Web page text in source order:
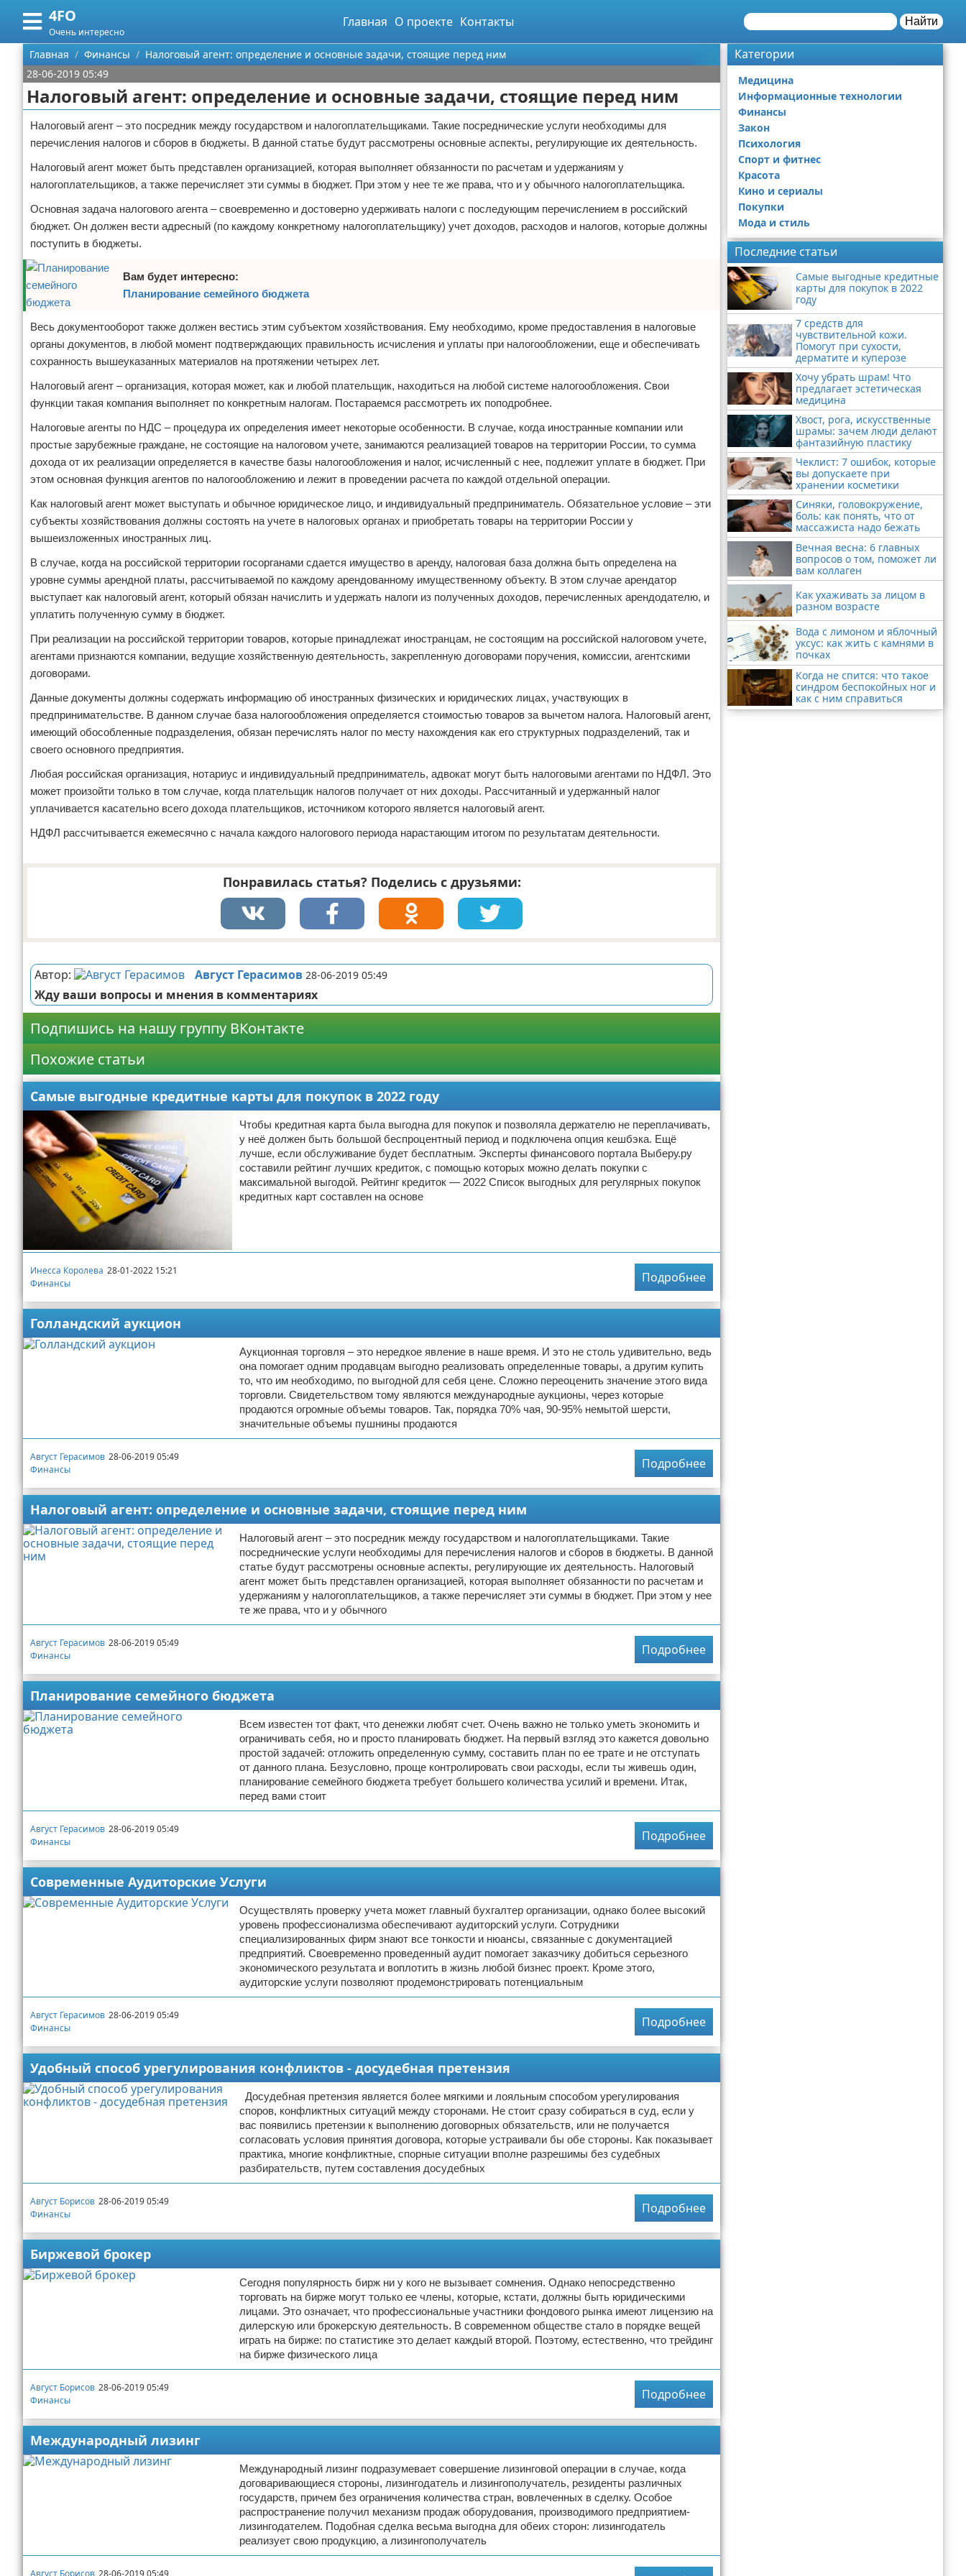
4FO
Очень интересно
Главная О проекте Контакты Найти
Меню
Главная
Категории
Медицина
Информационные технологии
Финансы
Закон
Психология
Спорт и фитнес
Красота
Кино и сериалы
Мода и стиль
Поиск
О проекте
Контакты
Сотрудничество
Размещение рекламы
Для правообладателей
Условия предоставления информации
Отказ от ответственности
Главная Финансы
Налоговый агент: определение и основные задачи, стоящие перед ним
28-06-2019 05:49
Налоговый агент: определение и основные задачи, стоящие перед ним
Налоговый агент – это посредник между государством и налогоплательщиками. Такие посреднические услуги необходимы для
перечисления налогов и сборов в бюджеты. В данной статье будут рассмотрены основные аспекты, регулирующие их деятельность.
Налоговый агент может быть представлен организацией, которая выполняет обязанности по расчетам и удержаниям у
налогоплательщиков, а также перечисляет эти суммы в бюджет. При этом у нее те же права, что и у обычного налогоплательщика.
Основная задача налогового агента – своевременно и достоверно удерживать налоги с последующим перечислением в российский
бюджет. Он должен вести адресный (по каждому конкретному налогоплательщику) учет доходов, расходов и налогов, которые должны
поступить в бюджеты.
Вам будет интересно:
Планирование семейного бюджета
Весь документооборот также должен вестись этим субъектом хозяйствования. Ему необходимо, кроме предоставления в налоговые
органы документов, в любой момент подтверждающих правильность исчисления и уплаты при налогообложении, еще и обеспечивать
сохранность вышеуказанных материалов на протяжении четырех лет.
Налоговый агент – организация, которая может, как и любой плательщик, находиться на любой системе налогообложения. Свои
функции такая компания выполняет по конкретным налогам. Постараемся рассмотреть их поподробнее.
Налоговые агенты по НДС – процедура их определения имеет некоторые особенности. В случае, когда иностранные компании или
простые зарубежные граждане, не состоящие на налоговом учете, занимаются реализацией товаров на территории России, то сумма
дохода от их реализации определяется в качестве базы налогообложения и налог, исчисленный с нее, подлежит уплате в бюджет. При
этом основная функция агентов по налогообложению и лежит в проведении расчета по каждой отдельной операции.
Как налоговый агент может выступать и обычное юридическое лицо, и индивидуальный предприниматель. Обязательное условие – эти
субъекты хозяйствования должны состоять на учете в налоговых органах и приобретать товары на территории России у
вышеизложенных иностранных лиц.
В случае, когда на российской территории госорганами сдается имущество в аренду, налоговая база должна быть определена на
уровне суммы арендной платы, рассчитываемой по каждому арендованному имущественному объекту. В этом случае арендатор
выступает как налоговый агент, который обязан начислить и удержать налоги из полученных доходов, перечисленных арендодателю, и
уплатить полученную сумму в бюджет.
При реализации на российской территории товаров, которые принадлежат иностранцам, не состоящим на российской налоговом учете,
агентами признаются компании, ведущие хозяйственную деятельность, закрепленную договорами поручения, комиссии, агентскими
договорами.
Данные документы должны содержать информацию об иностранных физических и юридических лицах, участвующих в
предпринимательстве. В данном случае база налогообложения определяется стоимостью товаров за вычетом налога. Налоговый агент,
имеющий обособленные подразделения, обязан перечислять налог по месту нахождения как его структурных подразделений, так и
своего основного предприятия.
Любая российская организация, нотариус и индивидуальный предприниматель, адвокат могут быть налоговыми агентами по НДФЛ. Это
может произойти только в том случае, когда плательщик налогов получает от них доходы. Рассчитанный и удержанный налог
уплачивается касательно всего дохода плательщиков, источником которого является налоговый агент.
НДФЛ рассчитывается ежемесячно с начала каждого налогового периода нарастающим итогом по результатам деятельности.
Понравилась статья? Поделись с друзьями:
Автор: Август Герасимов 28-06-2019 05:49
Жду ваши вопросы и мнения в комментариях
Подпишись на нашу группу ВКонтакте
Похожие статьи
Самые выгодные кредитные карты для покупок в 2022 году
Чтобы кредитная карта была выгодна для покупок и позволяла держателю не переплачивать,
у неё должен быть большой беспроцентный период и подключена опция кешбэка. Ещё
лучше, если обслуживание будет бесплатным. Эксперты финансового портала Выберу.ру
составили рейтинг лучших кредиток, с помощью которых можно делать покупки с
максимальной выгодой. Рейтинг кредиток — 2022 Список выгодных для регулярных покупок
кредитных карт составлен на основе
Инесса Королева 28-01-2022 15:21
Финансы
Подробнее
Голландский аукцион
Аукционная торговля – это нередкое явление в наше время. И это не столь удивительно, ведь
она помогает одним продавцам выгодно реализовать определенные товары, а другим купить
то, что им необходимо, по выгодной для себя цене. Сложно переоценить значение этого вида
торговли. Свидетельством тому являются международные аукционы, через которые
продаются огромные объемы товаров. Так, порядка 70% чая, 90-95% немытой шерсти,
значительные объемы пушнины продаются
Август Герасимов 28-06-2019 05:49
Финансы
Подробнее
Налоговый агент: определение и основные задачи, стоящие перед ним
Налоговый агент – это посредник между государством и налогоплательщиками. Такие
посреднические услуги необходимы для перечисления налогов и сборов в бюджеты. В данной
статье будут рассмотрены основные аспекты, регулирующие их деятельность. Налоговый
агент может быть представлен организацией, которая выполняет обязанности по расчетам и
удержаниям у налогоплательщиков, а также перечисляет эти суммы в бюджет. При этом у нее
те же права, что и у обычного
Август Герасимов 28-06-2019 05:49
Финансы
Подробнее
Планирование семейного бюджета
Всем известен тот факт, что денежки любят счет. Очень важно не только уметь экономить и
ограничивать себя, но и просто планировать бюджет. На первый взгляд это кажется довольно
простой задачей: отложить определенную сумму, составить план по ее трате и не отступать
от данного плана. Безусловно, проще контролировать свои расходы, если ты живешь один,
планирование семейного бюджета требует большего количества усилий и времени. Итак,
перед вами стоит
Август Герасимов 28-06-2019 05:49
Финансы
Подробнее
Современные Аудиторские Услуги
Осуществлять проверку учета может главный бухгалтер организации, однако более высокий
уровень профессионализма обеспечивают аудиторский услуги. Сотрудники
специализированных фирм знают все тонкости и нюансы, связанные с документацией
предприятий. Своевременно проведенный аудит помогает заказчику добиться серьезного
экономического результата и воплотить в жизнь любой бизнес проект. Кроме этого,
аудиторские услуги позволяют продемонстрировать потенциальным
Август Герасимов 28-06-2019 05:49
Финансы
Подробнее
Удобный способ урегулирования конфликтов - досудебная претензия
Досудебная претензия является более мягкими и лояльным способом урегулирования
споров, конфликтных ситуаций между сторонами. Не стоит сразу собираться в суд, если у
вас появились претензии к выполнению договорных обязательств, или не получается
согласовать условия принятия договора, которые устраивали бы обе стороны. Как показывает
практика, многие конфликтные, спорные ситуации вполне разрешимы без судебных
разбирательств, путем составления досудебных
Август Борисов 28-06-2019 05:49
Финансы
Подробнее
Биржевой брокер
Сегодня популярность бирж ни у кого не вызывает сомнения. Однако непосредственно
торговать на бирже могут только ее члены, которые, кстати, должны быть юридическими
лицами. Это означает, что профессиональные участники фондового рынка имеют лицензию на
дилерскую или брокерскую деятельность. В современном обществе стало в порядке вещей
играть на бирже: по статистике это делает каждый второй. Поэтому, естественно, что трейдинг
на бирже физического лица
Август Борисов 28-06-2019 05:49
Финансы
Подробнее
Международный лизинг
Международный лизинг подразумевает совершение лизинговой операции в случае, когда
договаривающиеся стороны, лизингодатель и лизингополучатель, резиденты различных
государств, причем без ограничения количества стран, вовлеченных в сделку. Особое
распространение получил механизм продаж оборудования, производимого предприятием-
лизингодателем. Подобная сделка весьма выгодна для обеих сторон: лизингодатель
реализует свою продукцию, а лизингополучатель
Август Борисов 28-06-2019 05:49
Категории
Медицина
Информационные технологии
Финансы
Закон
Психология
Спорт и фитнес
Красота
Кино и сериалы
Покупки
Мода и стиль
Последние статьи
Самые выгодные кредитные
карты для покупок в 2022
году
7 средств для
чувствительной кожи.
Помогут при сухости,
дерматите и куперозе
Хочу убрать шрам! Что
предлагает эстетическая
медицина
Хвост, рога, искусственные
шрамы: зачем люди делают
фантазийную пластику
Чеклист: 7 ошибок, которые
вы допускаете при
хранении косметики
Синяки, головокружение,
боль: как понять, что от
массажиста надо бежать
Вечная весна: 6 главных
вопросов о том, поможет ли
вам коллаген
Как ухаживать за лицом в
разном возрасте
Вода с лимоном и яблочный
уксус: как жить с камнями в
почках
Когда не спится: что такое
синдром беспокойных ног и
как с ним справиться